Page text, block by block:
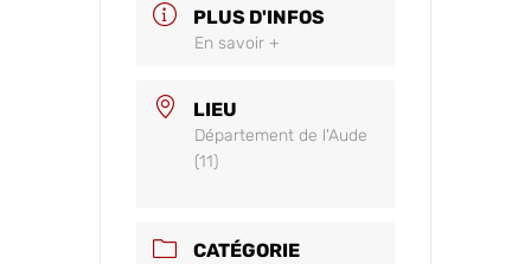
PLUS D'INFOS
En savoir +
LIEU
Département de l'Aude
(11)
CATÉGORIE